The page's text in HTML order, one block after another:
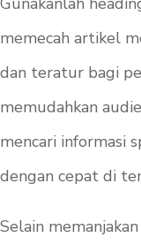
memecah artikel
dan teratur bagi
memudahkan
mencari informasi
dengan cepat di
Selain